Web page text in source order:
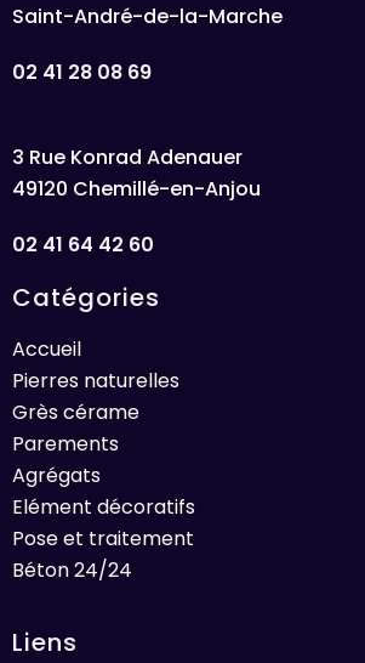
Saint-André-de-la-Marche
02 41 28 08 69
3 Rue Konrad Adenauer
49120 Chemillé-en-Anjou
02 41 64 42 60
Catégories
Accueil
Pierres naturelles
Grès cérame
Parements
Agrégats
Elément décoratifs
Pose et traitement
Béton 24/24
Liens